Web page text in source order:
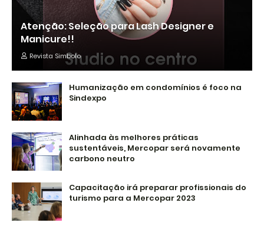
Atenção: Seleção para Lash Designer e
Manicure!!
Revista Simbolo
Humanização em condomínios é foco na
Sindexpo
Alinhada às melhores práticas
sustentáveis, Mercopar será novamente
carbono neutro
Capacitação irá preparar profissionais do
turismo para a Mercopar 2023